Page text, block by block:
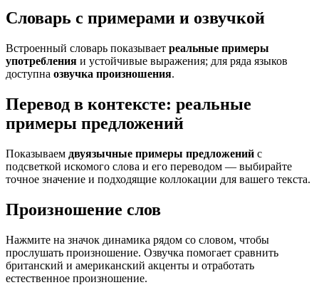
Словарь с примерами и озвучкой
Встроенный словарь показывает реальные примеры
употребления и устойчивые выражения; для ряда языков
доступна озвучка произношения.
Перевод в контексте: реальные
примеры предложений
Показываем двуязычные примеры предложений с
подсветкой искомого слова и его переводом — выбирайте
точное значение и подходящие коллокации для вашего текста.
Произношение слов
Нажмите на значок динамика рядом со словом, чтобы
прослушать произношение. Озвучка помогает сравнить
британский и американский акценты и отработать
естественное произношение.